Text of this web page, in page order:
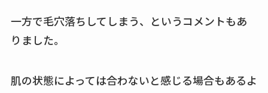
の料金は？セール・
販も調査
一方で毛穴落ちしてしまう、というコメントもあ
りました。
肌の状態によっては合わないと感じる場合もあるよ